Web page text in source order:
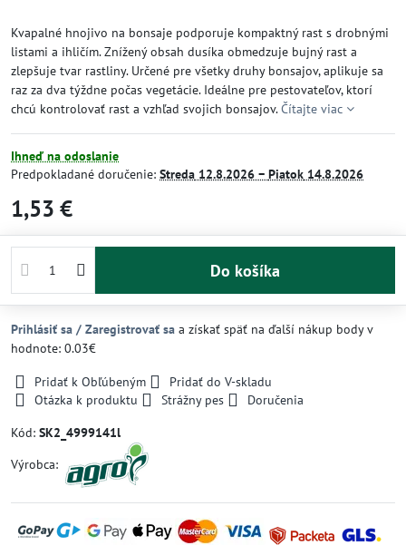
Kvapalné hnojivo na bonsaje podporuje kompaktný rast s drobnými
listami a ihličím. Znížený obsah dusíka obmedzuje bujný rast a
zlepšuje tvar rastliny. Určené pre všetky druhy bonsajov, aplikuje sa
raz za dva týždne počas vegetácie. Ideálne pre pestovateľov, ktorí
chcú kontrolovať rast a vzhľad svojich bonsajov.Čítajte viac
Ihneď na odoslanie
Predpokladané doručenie: Streda 12.8.2026 − Piatok 14.8.2026
1,53 €
Do košíka
Prihlásiť sa / Zaregistrovať sa a získať späť na ďalší nákup body v
hodnote: 0.03€
Pridať k Obľúbeným
Pridať do V-skladu
Otázka k produktu
Strážny pes
Doručenia
Kód: SK2_4999141l
Výrobca: